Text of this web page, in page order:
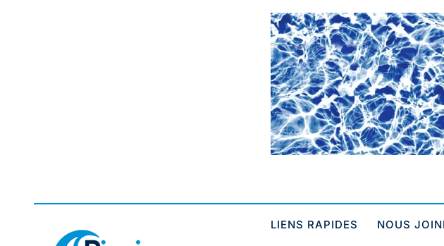
White
Pebble Full
LIENS RAPIDES NOUS